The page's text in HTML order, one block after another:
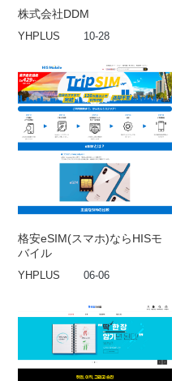
株式会社DDM
YHPLUS 10-28
格安eSIM(スマホ)ならHISモ
バイル
YHPLUS 06-06